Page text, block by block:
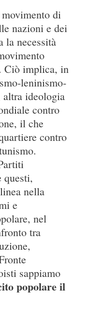
di
nazioni e dei
la necessità
Ciò implica, in
leninismo-
altra ideologia
contro
il che
contro
questi,
nella
e
nel
tra
sappiamo
popolare il